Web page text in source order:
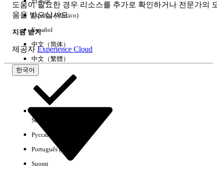
도움이 필요한 경우 리소스를 추가로 확인하거나 전문가의
움을 받으십시오.
지원 받기
제공자 Experience Cloud
한국어
Español (México)
Español
中文（简体）
中文（繁體）
Select Org
Русский
Português (Brasil)
Suomi